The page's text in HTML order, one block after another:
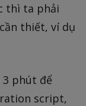
thì ta phải
thiết, ví dụ
phút để
script,